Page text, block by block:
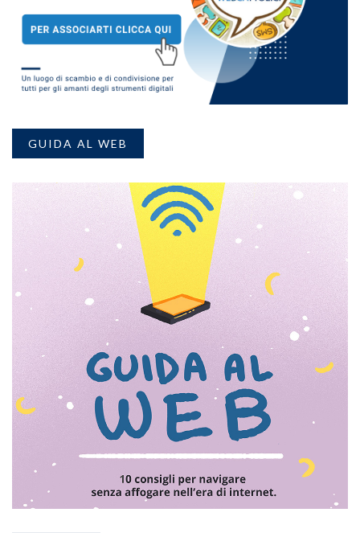
GUIDA AL WEB